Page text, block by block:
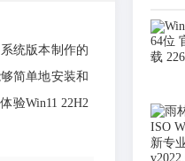
统版本制作的
简单地安装和
验Win11 22H2